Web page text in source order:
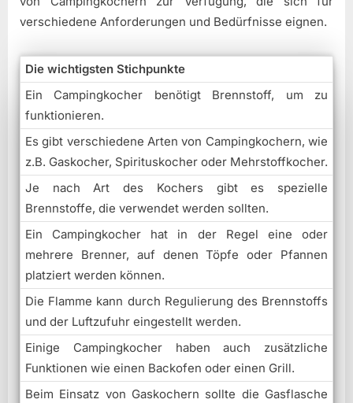
verschiedene Anforderungen und Bedürfnisse eignen.
Die wichtigsten Stichpunkte
Ein Campingkocher benötigt Brennstoff, um zu
funktionieren.
Es gibt verschiedene Arten von Campingkochern, wie
z.B. Gaskocher, Spirituskocher oder Mehrstoffkocher.
Je nach Art des Kochers gibt es spezielle
Brennstoffe, die verwendet werden sollten.
Ein Campingkocher hat in der Regel eine oder
mehrere Brenner, auf denen Töpfe oder Pfannen
platziert werden können.
Die Flamme kann durch Regulierung des Brennstoffs
und der Luftzufuhr eingestellt werden.
Einige Campingkocher haben auch zusätzliche
Funktionen wie einen Backofen oder einen Grill.
Beim Einsatz von Gaskochern sollte die Gasflasche